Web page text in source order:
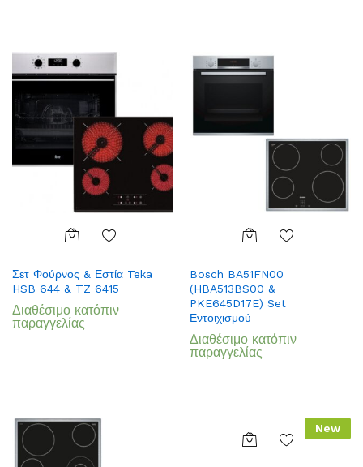
to
Wish
list
Σετ Φούρνος & Εστία Teka
HSB 644 & TZ 6415
Διαθέσιμο κατόπιν
παραγγελίας
to
Wish
list
Bosch BA51FN00
(HBA513BS00 &
PKE645D17E) Set
Εντοιχισμού
Διαθέσιμο κατόπιν
παραγγελίας
New